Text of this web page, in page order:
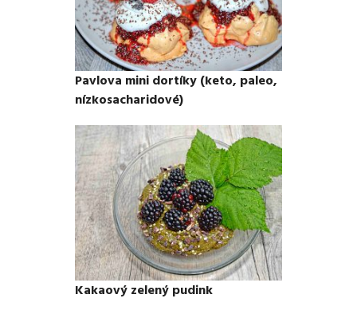
Pavlova mini dortíky (keto, paleo,
nízkosacharidové)
Kakaový zelený pudink